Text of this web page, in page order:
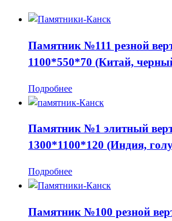
Памятник №111 резной
1100*550*70 (Китай,
Подробнее
Памятник №1 элитный
1300*1100*120 (Индия,
Подробнее
Памятник №100 резной